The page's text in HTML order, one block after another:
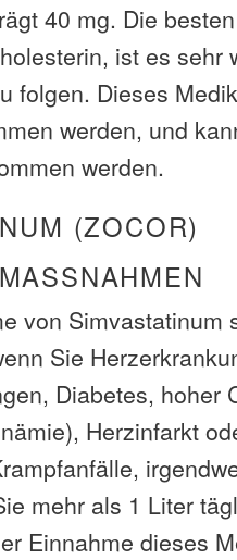
40 mg. Die
ist es sehr
folgen. Dieses
werden, und
werden.
(ZOCOR)
von Simvastatinum
Sie
Diabetes, hoher
Herzinfarkt
mehr als 1 Liter
Einnahme dieses